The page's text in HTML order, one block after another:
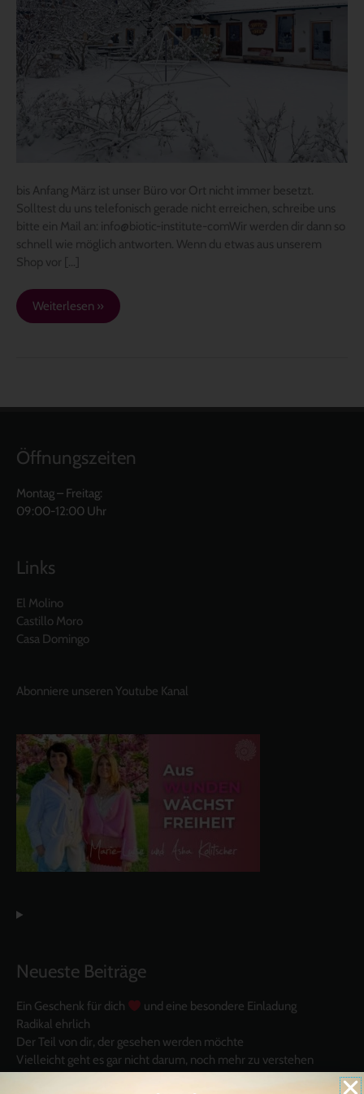
bis Anfang März ist unser Büro vor Ort nicht immer besetzt.
Solltest du uns telefonisch gerade nicht erreichen, schreibe uns
bitte ein Mail an: info@biotic-institute-comWir werden dir dann so
schnell wie möglich antworten. Wenn du etwas aus unserem
Shop vor […]
Weiterlesen »
Öffnungszeiten
Montag – Freitag:
09:00-12:00 Uhr
Links
El Molino
Castillo Moro
Casa Domingo
Abonniere unseren Youtube Kanal
Neueste Beiträge
Ein Geschenk für dich
und eine besondere Einladung
Radikal ehrlich
Der Teil von dir, der gesehen werden möchte
Vielleicht geht es gar nicht darum, noch mehr zu verstehen